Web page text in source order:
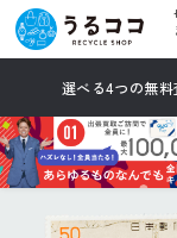
選べる4つの無料